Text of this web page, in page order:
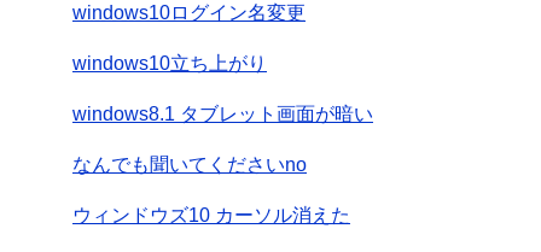
windows10ログイン名変更
windows10立ち上がり
windows8.1 タブレット画面が暗い
なんでも聞いてくださいno
ウィンドウズ10 カーソル消えた